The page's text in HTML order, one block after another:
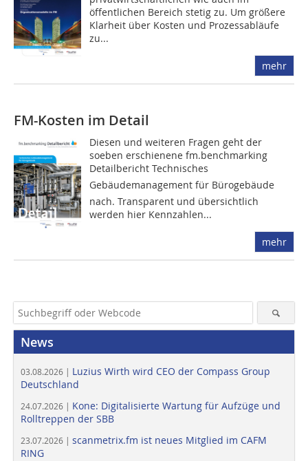
öffentlichen Bereich stetig zu. Um größere
Klarheit über Kosten und Prozessabläufe
zu...
mehr
FM-Kosten im Detail
Diesen und weiteren Fragen geht der
soeben erschienene fm.benchmarking
Detailbericht Technisches
Gebäudemanagement für Bürogebäude
nach. Transparent und übersichtlich
werden hier Kennzahlen...
mehr
News
03.08.2026 | Luzius Wirth wird CEO der Compass Group
Deutschland
24.07.2026 | Kone: Digitalisierte Wartung für Aufzüge und
Rolltreppen der SBB
23.07.2026 | scanmetrix.fm ist neues Mitglied im CAFM
RING